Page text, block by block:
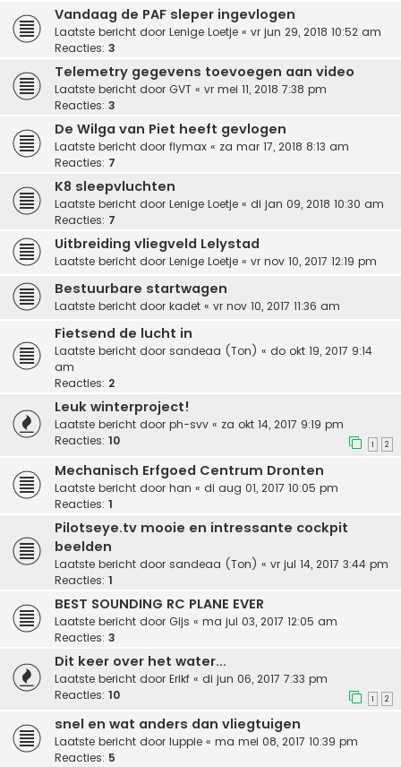
Vandaag de PAF sleper ingevlogen
Laatste bericht door Lenige Loetje « vr jun 29, 2018 10:52 am
Reacties: 3
Telemetry gegevens toevoegen aan video
Laatste bericht door GVT « vr mei 11, 2018 7:38 pm
Reacties: 3
De Wilga van Piet heeft gevlogen
Laatste bericht door flymax « za mar 17, 2018 8:13 am
Reacties: 7
K8 sleepvluchten
Laatste bericht door Lenige Loetje « di jan 09, 2018 10:30 am
Reacties: 7
Uitbreiding vliegveld Lelystad
Laatste bericht door Lenige Loetje « vr nov 10, 2017 12:19 pm
Bestuurbare startwagen
Laatste bericht door kadet « vr nov 10, 2017 11:36 am
Fietsend de lucht in
Laatste bericht door sandeaa (Ton) « do okt 19, 2017 9:14
am
Reacties: 2
Leuk winterproject!
Laatste bericht door ph-svv « za okt 14, 2017 9:19 pm
Reacties: 10 1 2
Mechanisch Erfgoed Centrum Dronten
Laatste bericht door han « di aug 01, 2017 10:05 pm
Reacties: 1
Pilotseye.tv mooie en intressante cockpit
beelden
Laatste bericht door sandeaa (Ton) « vr jul 14, 2017 3:44 pm
Reacties: 1
BEST SOUNDING RC PLANE EVER
Laatste bericht door Gijs « ma jul 03, 2017 12:05 am
Reacties: 3
Dit keer over het water...
Laatste bericht door Erikf « di jun 06, 2017 7:33 pm
Reacties: 10 1 2
snel en wat anders dan vliegtuigen
Laatste bericht door luppie « ma mei 08, 2017 10:39 pm
Reacties: 5